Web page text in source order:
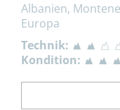
Albanien,
Europa
Technik:
Kondition: